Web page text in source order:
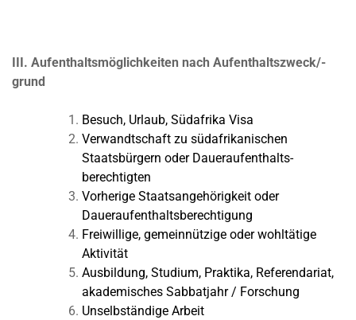
III. Aufenthaltsmöglichkeiten nach Aufenthaltszweck/-
grund
Besuch, Urlaub, Südafrika Visa
Verwandtschaft zu südafrikanischen
Staatsbürgern oder Daueraufenthalts-
berechtigten
Vorherige Staatsangehörigkeit oder
Daueraufenthaltsberechtigung
Freiwillige, gemeinnützige oder wohltätige
Aktivität
Ausbildung, Studium, Praktika, Referendariat,
akademisches Sabbatjahr / Forschung
Unselbständige Arbeit